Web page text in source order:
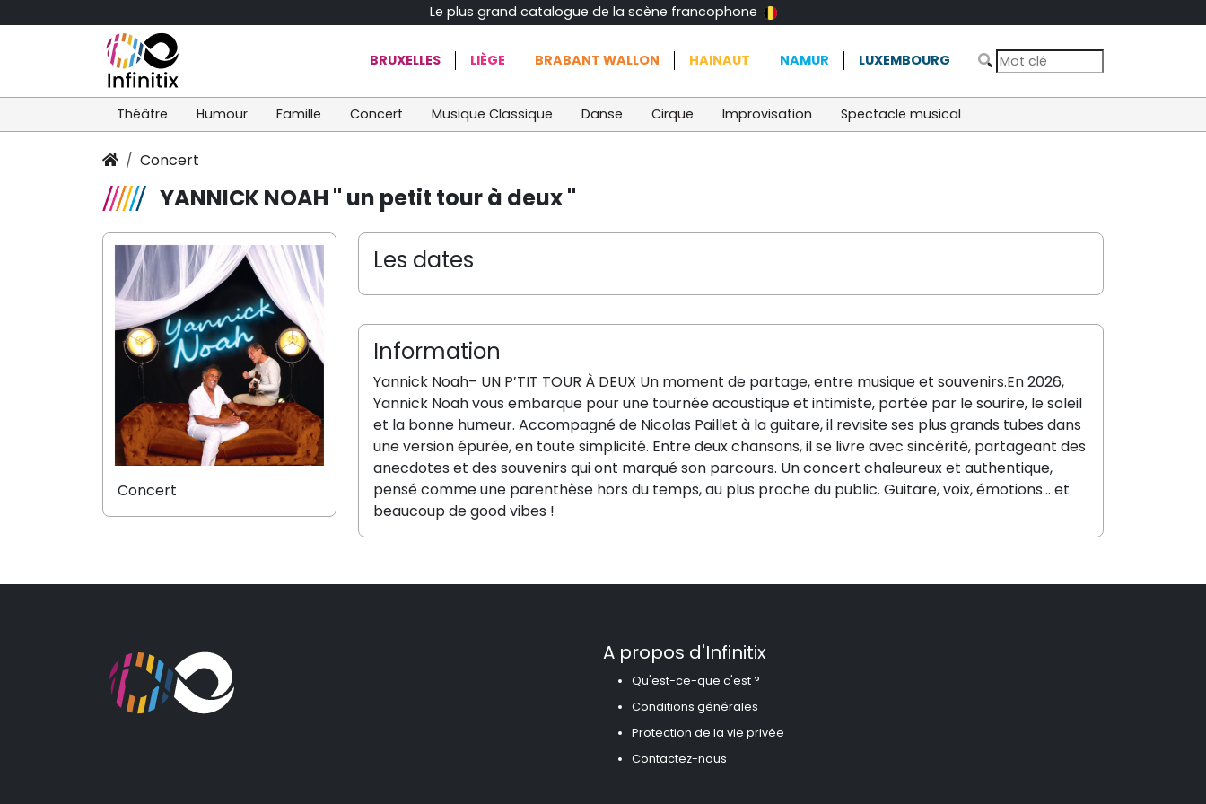
Le plus grand catalogue de la scène francophone
BRUXELLES LIÈGE BRABANT WALLON HAINAUT NAMUR LUXEMBOURG
Théâtre Humour Famille Concert Musique Classique Danse Cirque Improvisation Spectacle musical
Concert
YANNICK NOAH " un petit tour à deux "
Les dates
Information
Yannick Noah– UN P’TIT TOUR À DEUX Un moment de partage, entre musique et souvenirs.En 2026,
Yannick Noah vous embarque pour une tournée acoustique et intimiste, portée par le sourire, le soleil
et la bonne humeur. Accompagné de Nicolas Paillet à la guitare, il revisite ses plus grands tubes dans
une version épurée, en toute simplicité. Entre deux chansons, il se livre avec sincérité, partageant des
anecdotes et des souvenirs qui ont marqué son parcours. Un concert chaleureux et authentique,
pensé comme une parenthèse hors du temps, au plus proche du public. Guitare, voix, émotions... et
beaucoup de good vibes !
Concert
A propos d'Infinitix
Qu'est-ce-que c'est ?
Conditions générales
Protection de la vie privée
Contactez-nous